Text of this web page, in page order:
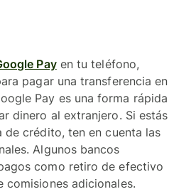
Payen tu teléfono,
pagar una transferencia en
Pay es una forma rápida
dinero al extranjero. Si estás
de crédito, ten en cuenta las
Algunos bancos
como retiro de efectivo
adicionales.